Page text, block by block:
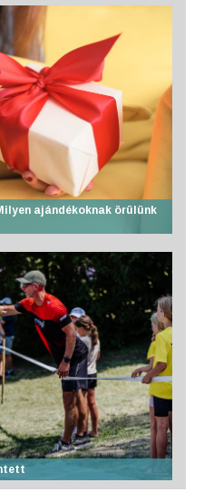
ajándékoknak örülünk